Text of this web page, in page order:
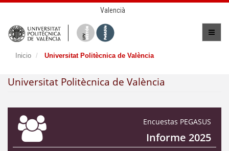
Valencià
Inicio Universitat Politècnica de València
Universitat Politècnica de València
Encuestas PEGASUS
Informe 2025